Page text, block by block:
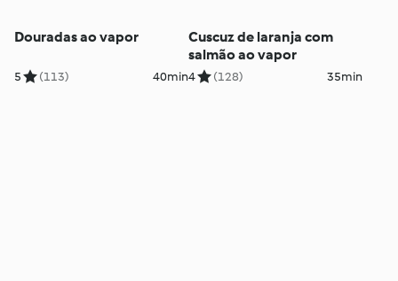
Douradas ao vapor
5 (113) 40min
Cuscuz de laranja com
salmão ao vapor
4 (128) 35min